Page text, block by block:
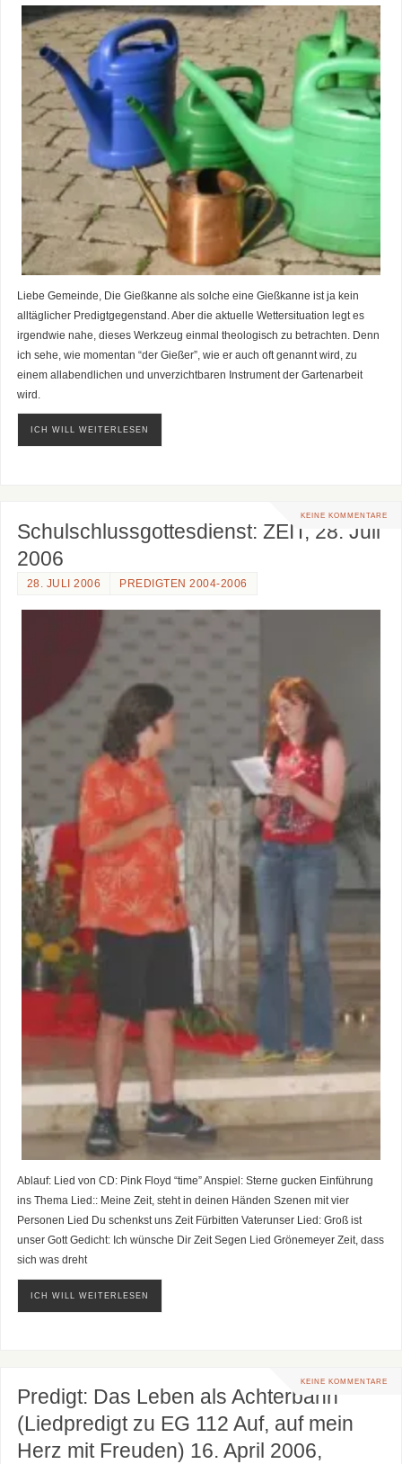
Liebe Gemeinde, Die Gießkanne als solche eine Gießkanne ist ja kein
alltäglicher Predigtgegenstand. Aber die aktuelle Wettersituation legt es
irgendwie nahe, dieses Werkzeug einmal theologisch zu betrachten. Denn
ich sehe, wie momentan “der Gießer”, wie er auch oft genannt wird, zu
einem allabendlichen und unverzichtbaren Instrument der Gartenarbeit
wird.
ICH WILL WEITERLESEN
KEINE KOMMENTARE
Schulschlussgottesdienst: ZEIT, 28. Juli
2006
28. JULI 2006 PREDIGTEN 2004-2006
Ablauf: Lied von CD: Pink Floyd “time” Anspiel: Sterne gucken Einführung
ins Thema Lied:: Meine Zeit, steht in deinen Händen Szenen mit vier
Personen Lied Du schenkst uns Zeit Fürbitten Vaterunser Lied: Groß ist
unser Gott Gedicht: Ich wünsche Dir Zeit Segen Lied Grönemeyer Zeit, dass
sich was dreht
ICH WILL WEITERLESEN
KEINE KOMMENTARE
Predigt: Das Leben als Achterbahn
(Liedpredigt zu EG 112 Auf, auf mein
Herz mit Freuden) 16. April 2006,